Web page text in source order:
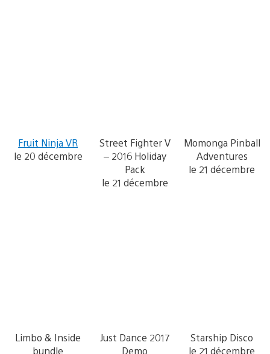
Fruit Ninja VR
le 20 décembre
Street Fighter V
– 2016 Holiday
Pack
le 21 décembre
Momonga Pinball
Adventures
le 21 décembre
Limbo & Inside
bundle
Just Dance 2017
Demo
Starship Disco
le 21 décembre